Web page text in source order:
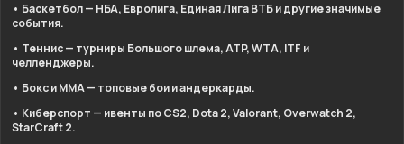
• Баскетбол — НБА, Евролига, Единая Лига ВТБ и другие значимые
события.
• Теннис — турниры Большого шлема, ATP, WTA, ITF и
челленджеры.
• Бокс и ММА — топовые бои и андеркарды.
• Киберспорт — ивенты по CS2, Dota 2, Valorant, Overwatch 2,
StarCraft 2.